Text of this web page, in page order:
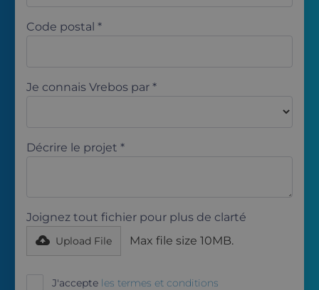
Code postal *
Je connais Vrebos par *
Décrire le projet *
Joignez tout fichier pour plus de clarté
Upload File Max file size 10MB.
J'accepte les termes et conditions